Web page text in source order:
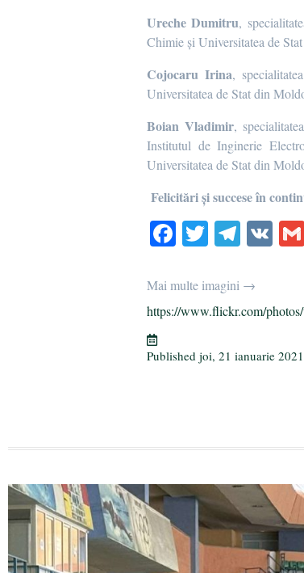
Ureche Dumitru,
Chimie și Universitatea de
Cojocaru Irina,
Universitatea de Stat din
Boian Vladimir,
Institutul de Inginerie
Universitatea de Stat din
Felicitări și succese în
Fa
bo
ok
T
tte
r
Te
gr
a
V
Mai multe imagini →
https://www.flickr.com/
Published joi, 21 ianuarie 2021